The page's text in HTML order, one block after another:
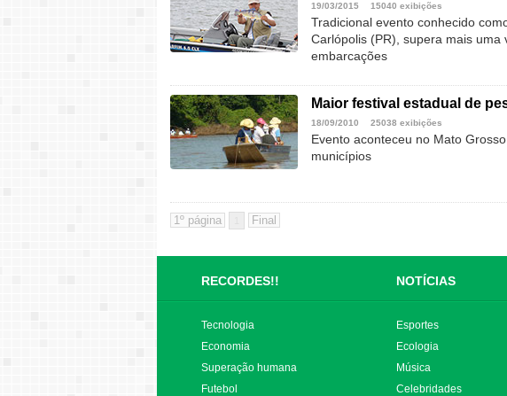
19/03/2015 15040 exibições
Tradicional evento conhecido
Carlópolis (PR), supera mais
embarcações
Maior festival estadual de
18/09/2010 25038 exibições
Evento aconteceu no Mato
municípios
RECORDES!! NOTÍCIAS
Tecnologia
Economia
Superação humana
Futebol
Esportes
Ecologia
Música
Celebridades